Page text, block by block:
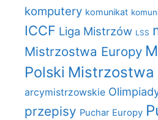
komputery komunikat
ICCF Liga Mistrzów LSS
Mistrzostwa Europy
Polski Mistrzostwa
arcymistrzowskie
przepisy Puchar Europy